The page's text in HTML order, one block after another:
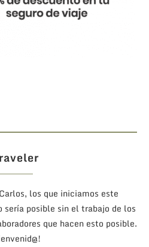
los que iniciamos este
sería posible sin el trabajo de los
que hacen esto posible.